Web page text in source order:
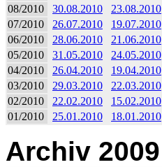
08/2010
30.08.2010 23.08.2010
07/2010
26.07.2010 19.07.2010
06/2010
28.06.2010 21.06.2010
05/2010
31.05.2010 24.05.2010
04/2010
26.04.2010 19.04.2010
03/2010
29.03.2010 22.03.2010
02/2010
22.02.2010 15.02.2010
01/2010
25.01.2010 18.01.2010
Archiv 2009